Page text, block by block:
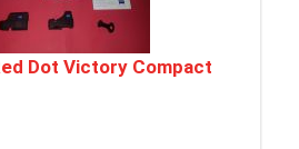
Dot Victory Compact